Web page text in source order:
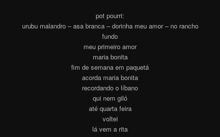
pot pourri:
urubu malandro – asa branca – dorinha meu amor – no rancho
fundo
meu primeiro amor
maria bonita
fim de semana em paquetá
acorda maria bonita
recordando o líbano
qui nem giló
até quarta feira
voltei
lá vem a rita